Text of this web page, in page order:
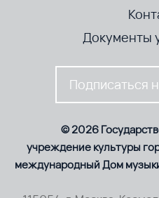
Документы
Подписаться
© 2026
учреждение культуры
международный Дом